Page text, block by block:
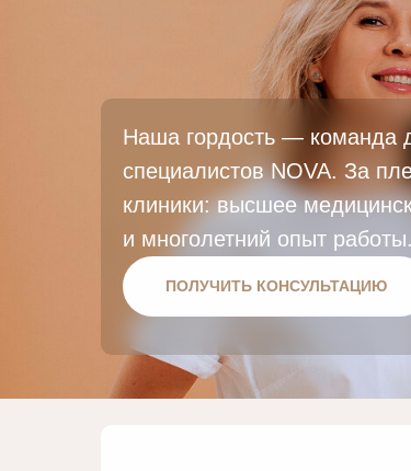
Наша гордость — команда
специалистов NOVA. За
клиники: высшее
и многолетний опыт работы.
ПОЛУЧИТЬ КОНСУЛЬТАЦИЮ